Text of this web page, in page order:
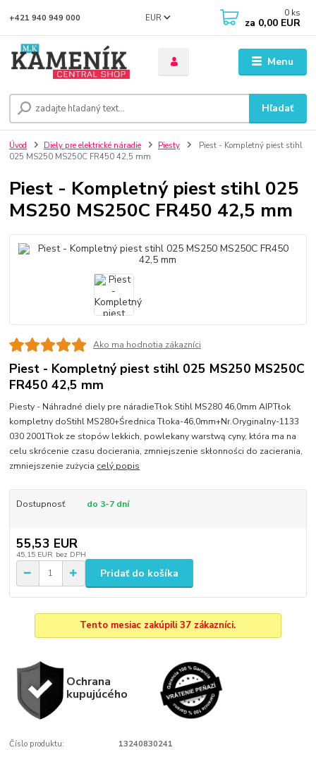
Menu
EUR
Hľadať
+421 940 949 000 0 ks
za 0,00 EUR
Úvod Diely pre elektrické náradie Piesty
Piest - Kompletný piest stihl
025 MS250 MS250C FR450 42,5 mm
Piest - Kompletný piest stihl 025
MS250 MS250C FR450 42,5 mm
Ako ma hodnotia zákazníci
Piest - Kompletný piest stihl 025 MS250 MS250C
FR450 42,5 mm
Piesty - Náhradné diely pre náradieTłok Stihl MS280 46,0mm AIPTłok
kompletny doStihl MS280+Średnica Tłoka-46,0mm+Nr.Oryginalny-1133
030 2001Tłok ze stopów lekkich, powlekany warstwą cyny, która ma na
celu skrócenie czasu docierania, zmniejszenie skłonności do zacierania,
zmniejszenie zużycia celý popis
Dostupnosť do 3-7 dní
55,53 EUR
45,15 EUR bez DPH
Pridať do košíka
Tento mesiac zakúpili 37 zákazníci.
Ochrana
kupujúcého
Číslo produktu: 13240830241